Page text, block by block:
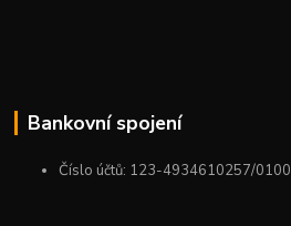
Bankovní spojení
Číslo účtů: 123-4934610257/0100